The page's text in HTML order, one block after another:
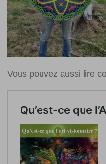
Vous pouvez aussi lire